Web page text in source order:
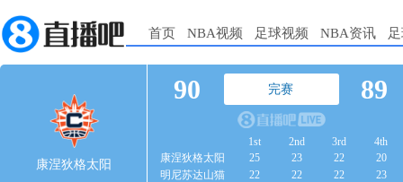
首页 NBA视频 足球视频 NBA资讯
康涅狄格太阳
90 完赛 89
1st 2nd 3rd
4th
康涅狄格太阳
25 23 22
20
明尼苏达山猫
22 22 22 23